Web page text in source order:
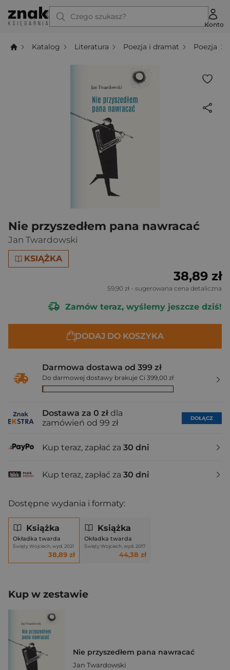
Czego szukasz?
Konto
Katalog Literatura Poezja i dramat Poezja
Nie przyszedłem pana nawracać
Jan Twardowski
KSIĄŻKA
38,89 zł
59,90 zł - sugerowana cena detaliczna
Zamów teraz, wyślemy jeszcze dziś!
DODAJ DO KOSZYKA
Darmowa dostawa od 399 zł
Do darmowej dostawy brakuje Ci 399,00 zł
Dostawa za 0 zł dla
zamówień od 99 zł
DOŁĄCZ
Kup teraz, zapłać za 30 dni
Kup teraz, zapłać za 30 dni
Dostępne wydania i formaty:
Książka
Okładka twarda
Święty Wojciech, wyd. 2021
38,89 zł
Książka
Okładka twarda
Święty Wojciech, wyd. 2017
44,38 zł
Kup w zestawie
Nie przyszedłem pana nawracać
Jan Twardowski